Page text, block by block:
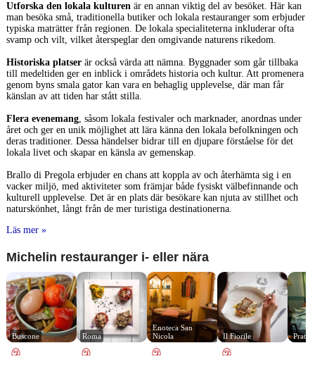
Utforska den lokala kulturenär en annan viktig del av besöket. Här kan
man besöka små, traditionella butiker och lokala restauranger som erbjuder
typiska maträtter från regionen. De lokala specialiteterna inkluderar ofta
svamp och vilt, vilket återspeglar den omgivande naturens rikedom.
Historiska platserär också värda att nämna. Byggnader som går tillbaka
till medeltiden ger en inblick i områdets historia och kultur. Att promenera
genom byns smala gator kan vara en behaglig upplevelse, där man får
känslan av att tiden har stått stilla.
Flera evenemang, såsom lokala festivaler och marknader, anordnas under
året och ger en unik möjlighet att lära känna den lokala befolkningen och
deras traditioner. Dessa händelser bidrar till en djupare förståelse för det
lokala livet och skapar en känsla av gemenskap.
Brallo di Pregola erbjuder en chans att koppla av och återhämta sig i en
vacker miljö, med aktiviteter som främjar både fysiskt välbefinnande och
kulturell upplevelse. Det är en plats där besökare kan njuta av stillhet och
naturskönhet, långt från de mer turistiga destinationerna.
Läs mer »
Michelin restauranger i- eller nära
Buscone Roma
Enoteca San
Nicola
Il Fiorile Prato